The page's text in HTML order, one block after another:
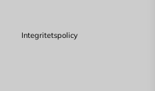
Integritetspolicy